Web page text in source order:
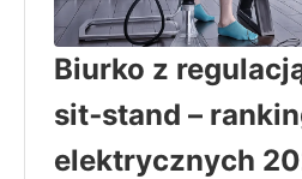
Biurko z
sit‑stand –
elektrycznych